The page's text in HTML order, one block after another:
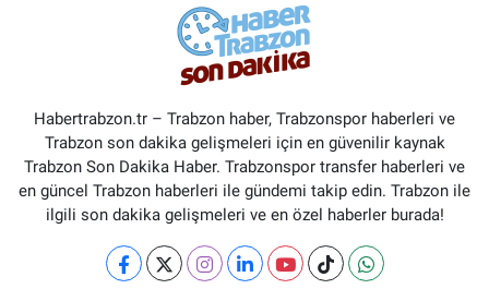
Habertrabzon.tr – Trabzon haber, Trabzonspor haberleri ve
Trabzon son dakika gelişmeleri için en güvenilir kaynak
Trabzon Son Dakika Haber. Trabzonspor transfer haberleri ve
en güncel Trabzon haberleri ile gündemi takip edin. Trabzon ile
ilgili son dakika gelişmeleri ve en özel haberler burada!